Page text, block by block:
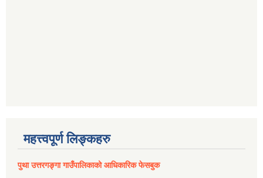
महत्त्वपूर्ण लिङ्कहरु
पुथा उत्तरगङ्गा गाउँपालिकाको आधिकारिक फेसबुक